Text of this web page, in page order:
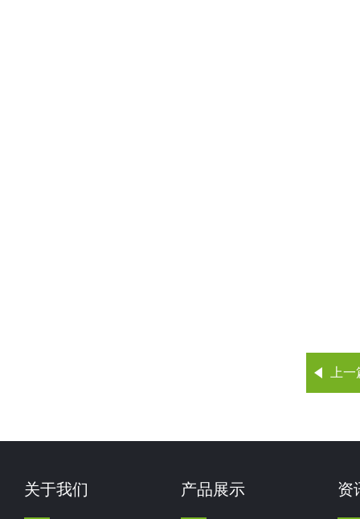
上
关于我们 产品展示 资